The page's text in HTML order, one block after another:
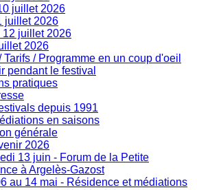
juillet 2026
juillet 2026
12 juillet 2026
2026
Tarifs / Programme en un coup d'oeil
pendant le festival
pratiques
depuis 1991
en saisons
générale
2026
13 juin - Forum de la Petite
à Argelès-Gazost
au 14 mai - Résidence et médiations